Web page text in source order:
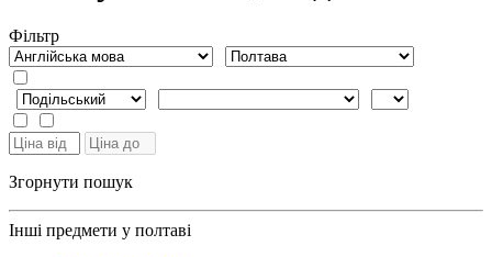
Фiльтр
Згорнути пошук
Інші предмети у полтаві